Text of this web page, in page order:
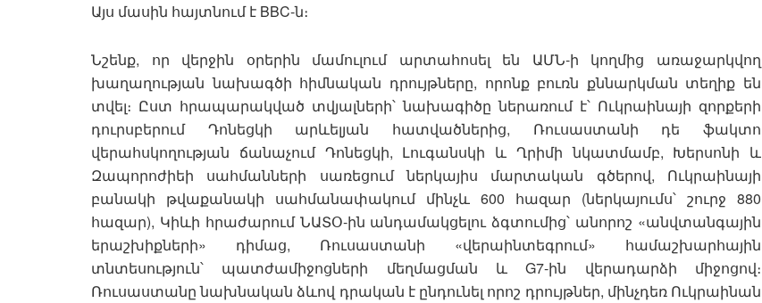
Այս մասին հայտնում է BBC-ն։
Նշենք, որ վերջին օրերին մամուլում արտահոսել են ԱՄՆ-ի կողմից առաջարկվող
խաղաղության նախագծի հիմնական դրույթները, որոնք բուռն քննարկման տեղիք են
տվել։ Ըստ հրապարակված տվյալների՝ նախագիծը ներառում է՝ Ուկրաինայի զորքերի
դուրսբերում Դոնեցկի արևելյան հատվածներից, Ռուսաստանի դե ֆակտո
վերահսկողության ճանաչում Դոնեցկի, Լուգանսկի և Ղրիմի նկատմամբ, Խերսոնի և
Զապորոժիեի սահմանների սառեցում ներկայիս մարտական գծերով, Ուկրաինայի
բանակի թվաքանակի սահմանափակում մինչև 600 հազար (ներկայումս՝ շուրջ 880
հազար), Կիևի հրաժարում ՆԱՏՕ-ին անդամակցելու ձգտումից՝ անորոշ «անվտանգային
երաշխիքների» դիմաց, Ռուսաստանի «վերաինտեգրում» համաշխարհային
տնտեսություն՝ պատժամիջոցների մեղմացման և G7-ին վերադարձի միջոցով։
Ռուսաստանը նախնական ձևով դրական է ընդունել որոշ դրույթներ, մինչդեռ Ուկրաինան